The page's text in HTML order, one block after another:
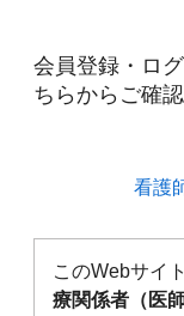
会員登録・ロ
ちらからご確認
看護
このWebサイト
療関係者（医